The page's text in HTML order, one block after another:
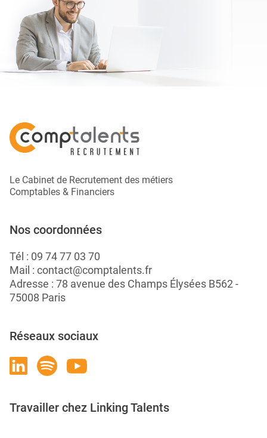
Le Cabinet de Recrutement des métiers
Comptables & Financiers
Nos coordonnées
Tél : 09 74 77 03 70
Mail : contact@comptalents.fr
Adresse : 78 avenue des Champs Élysées B562 -
75008 Paris
Réseaux sociaux
Travailler chez Linking Talents